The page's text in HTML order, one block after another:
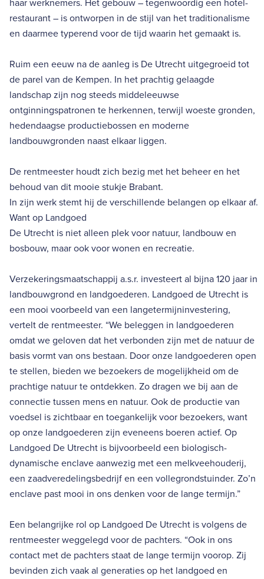
haar werknemers. Het gebouw – tegenwoordig een hotel-
restaurant – is ontworpen in de stijl van het traditionalisme
en daarmee typerend voor de tijd waarin het gemaakt is.
Ruim een eeuw na de aanleg is De Utrecht uitgegroeid tot
de parel van de Kempen. In het prachtig gelaagde
landschap zijn nog steeds middeleeuwse
ontginningspatronen te herkennen, terwijl woeste gronden,
hedendaagse productiebossen en moderne
landbouwgronden naast elkaar liggen.
De rentmeester houdt zich bezig met het beheer en het
behoud van dit mooie stukje Brabant.
In zijn werk stemt hij de verschillende belangen op elkaar af.
Want op Landgoed
De Utrecht is niet alleen plek voor natuur, landbouw en
bosbouw, maar ook voor wonen en recreatie.
Verzekeringsmaatschappij a.s.r. investeert al bijna 120 jaar in
landbouwgrond en landgoederen. Landgoed de Utrecht is
een mooi voorbeeld van een langetermijninvestering,
vertelt de rentmeester. “We beleggen in landgoederen
omdat we geloven dat het verbonden zijn met de natuur de
basis vormt van ons bestaan. Door onze landgoederen open
te stellen, bieden we bezoekers de mogelijkheid om de
prachtige natuur te ontdekken. Zo dragen we bij aan de
connectie tussen mens en natuur. Ook de productie van
voedsel is zichtbaar en toegankelijk voor bezoekers, want
op onze landgoederen zijn eveneens boeren actief. Op
Landgoed De Utrecht is bijvoorbeeld een biologisch-
dynamische enclave aanwezig met een melkveehouderij,
een zaadveredelingsbedrijf en een vollegrondstuinder. Zo’n
enclave past mooi in ons denken voor de lange termijn.”
Een belangrijke rol op Landgoed De Utrecht is volgens de
rentmeester weggelegd voor de pachters. “Ook in ons
contact met de pachters staat de lange termijn voorop. Zij
bevinden zich vaak al generaties op het landgoed en